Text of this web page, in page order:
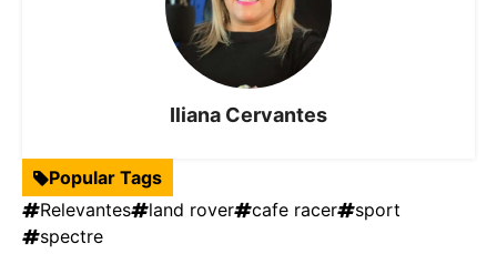
Iliana Cervantes
Popular Tags
Relevantes
land rover cafe racer
sport
spectre